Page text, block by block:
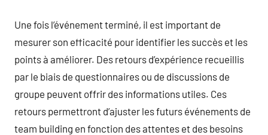
Une fois l’événement terminé, il est important de
mesurer son efficacité pour identifier les succès et les
points à améliorer. Des retours d’expérience recueillis
par le biais de questionnaires ou de discussions de
groupe peuvent offrir des informations utiles. Ces
retours permettront d’ajuster les futurs événements de
team building en fonction des attentes et des besoins